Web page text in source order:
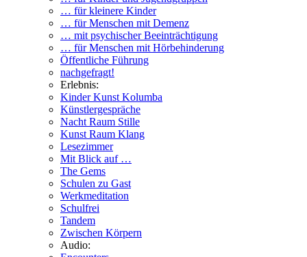
… für kleinere Kinder
… für Menschen mit Demenz
… mit psychischer Beeinträchtigung
… für Menschen mit Hörbehinderung
Öffentliche Führung
nachgefragt!
Erlebnis:
Kinder Kunst Kolumba
Künstlergespräche
Nacht Raum Stille
Kunst Raum Klang
Lesezimmer
Mit Blick auf …
The Gems
Schulen zu Gast
Werkmeditation
Schulfrei
Tandem
Zwischen Körpern
Audio: